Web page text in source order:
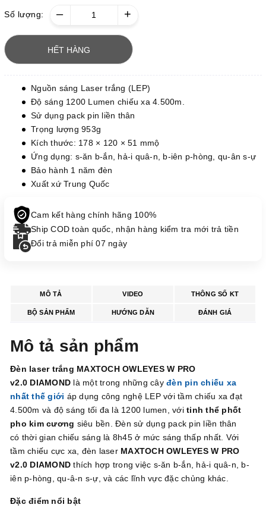
Số lượng: – +
HẾT HÀNG
Nguồn sáng Laser trắng (LEP)
Độ sáng 1200 Lumen chiếu xa 4.500m.
Sử dụng pack pin liền thân
Trọng lượng 953g
Kích thước: 178 × 120 × 51 mmộ
Ứng dụng: s-ăn b-ắn, hả-i quâ-n, b-iên p-hòng, qu-ân s-ự
Bảo hành 1 năm đèn
Xuất xứ Trung Quốc
Cam kết hàng chính hãng 100%
Ship COD toàn quốc, nhận hàng kiểm tra mới trả tiền
Đổi trả miễn phí 07 ngày
MÔ TẢ VIDEO THÔNG SỐ KT
BỘ SẢN PHẨM HƯỚNG DẪN ĐÁNH GIÁ
Mô tả sản phẩm
Đèn laser trắng MAXTOCH OWLEYES W PRO
v2.0 DIAMOND là một trong những cây đèn pin chiếu xa
nhất thế giới áp dụng công nghệ LEP với tầm chiếu xa đạt
4.500m và độ sáng tối đa là 1200 lumen, với tinh thể phốt
pho kim cương siêu bền. Đèn sử dụng pack pin liền thân
có thời gian chiếu sáng là 8h45 ở mức sáng thấp nhất. Với
tầm chiếu cực xa, đèn laser MAXTOCH OWLEYES W PRO
v2.0 DIAMOND thích hợp trong việc s-ăn b-ắn, hả-i quâ-n, b-
iên p-hòng, qu-â-n s-ự, và các lĩnh vực đặc chủng khác.
Đặc điểm nổi bật